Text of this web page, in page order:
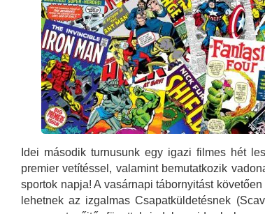
Idei második turnusunk egy igazi filmes hét
premier vetítéssel, valamint bemutatkozik
sportok napja! A vasárnapi tábornyitást
lehetnek az izgalmas Csapatküldetésnek